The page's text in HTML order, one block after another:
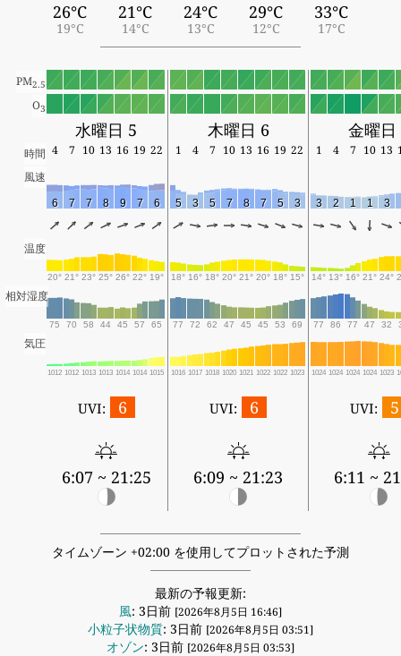
26°C
19°C
21°C
14°C
24°C
13°C
29°C
12°C
33°C
17°C
PM2.5
O3
水曜日 5 木曜日 6 金曜日
時間 4 7 10 13 16 19 22 1 4 7 10 13 16 19 22 1 4 7 10 13
風速
6 7 7 8 9 7 6 5 3 5 7 8 7 5 3 3 2 1 1 3
温度
20° 21° 23° 25° 26° 22° 19° 18° 16° 18° 20° 21° 20° 18° 15° 14° 13° 16° 21° 24°
相対湿度
75 70 58 44 45 57 65 77 72 62 47 45 45 53 69 77 86 77 47 32
気圧
1012 1012 1013 1013 1014 1014 1015 1016 1017 1018 1020 1021 1022 1022 1023 1024 1024 1024 1024 1023
UVI: 6
6:07 ~ 21:25
UVI: 6
6:09 ~ 21:23
UVI: 5
6:11 ~
タイムゾーン +02:00 を使用してプロットされた予測
最新の予報更新:
風: 3日前 [2026年8月5日 16:46]
小粒子状物質: 3日前 [2026年8月5日 03:51]
オゾン: 3日前 [2026年8月5日 03:53]